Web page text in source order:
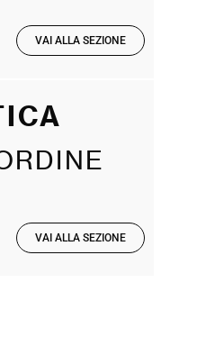
VAI ALLA SEZIONE
VAI ALLA SEZIONE